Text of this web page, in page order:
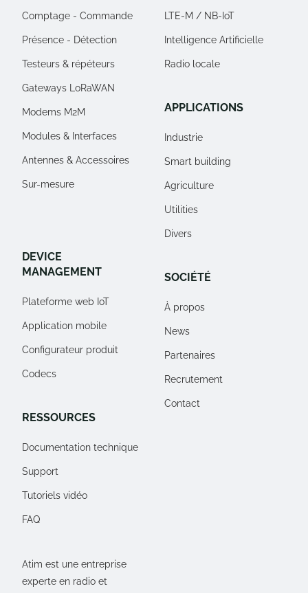
Atim est une entreprise
experte en radio et
Comptage - Commande
Présence - Détection
Testeurs & répéteurs
Gateways LoRaWAN
Modems M2M
Modules & Interfaces
Antennes & Accessoires
Sur-mesure
DEVICE
MANAGEMENT
Plateforme web IoT
Application mobile
Configurateur produit
Codecs
RESSOURCES
Documentation technique
Support
Tutoriels vidéo
FAQ
LTE-M / NB-IoT
Intelligence Artificielle
Radio locale
APPLICATIONS
Industrie
Smart building
Agriculture
Utilities
Divers
SOCIÉTÉ
À propos
News
Partenaires
Recrutement
Contact